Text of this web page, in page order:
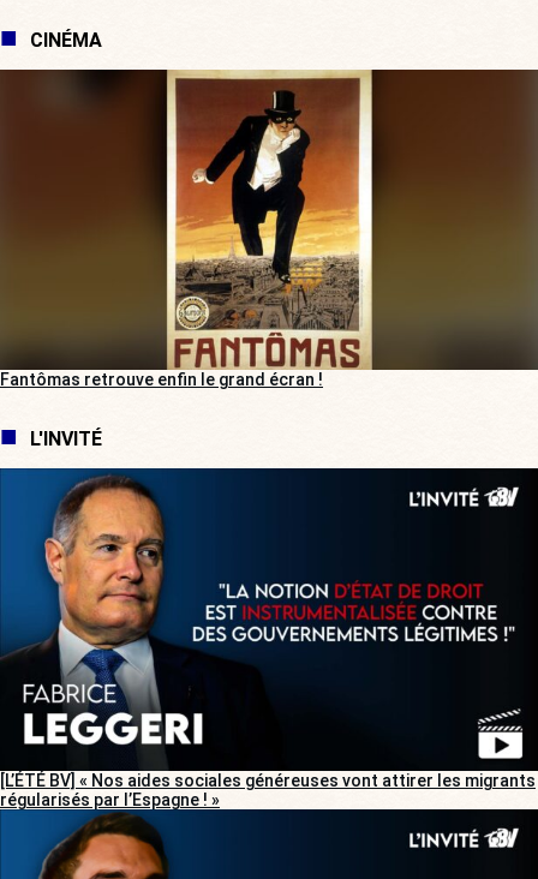
CINÉMA
Fantômas retrouve enfin le grand écran !
L'INVITÉ
[L’ÉTÉ BV] « Nos aides sociales généreuses vont attirer les migrants
régularisés par l’Espagne ! »